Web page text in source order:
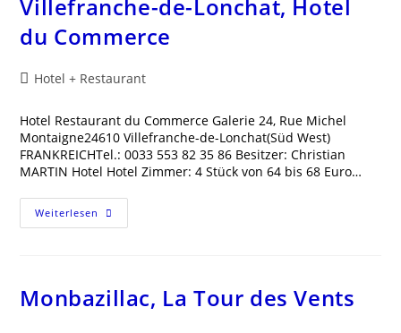
Villefranche-de-Lonchat, Hotel
du Commerce
Beitrags-
Hotel + Restaurant
Hotel Restaurant du Commerce Galerie 24, Rue Michel
Montaigne24610 Villefranche-de-Lonchat(Süd West)
FRANKREICHTel.: 0033 553 82 35 86 Besitzer: Christian
MARTIN Hotel Hotel Zimmer: 4 Stück von 64 bis 68 Euro…
Weiterlesen Villefranche-
De-
Monbazillac, La Tour des Vents